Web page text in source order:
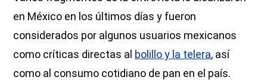
en México en los últimos días y fueron
considerados por algunos usuarios mexicanos
como críticas directas al bolillo y la telera, así
como al consumo cotidiano de pan en el país.